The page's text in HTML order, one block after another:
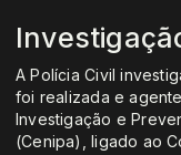
A Polícia Civil
foi realizada e
Investigação e
(Cenipa), ligado ao